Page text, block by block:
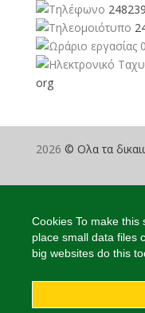
org
2026 © Ολα τα
Cookies To make this
place small data files
big websites do this